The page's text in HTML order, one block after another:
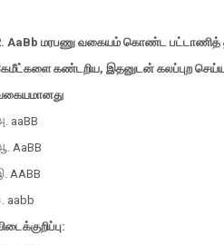
AaBb மரபணு வகையம் கொண்ட பட்டாணித்
கண்டறிய, இதனுடன் கலப்புற
aaBB
AaBB
AABB
aabb